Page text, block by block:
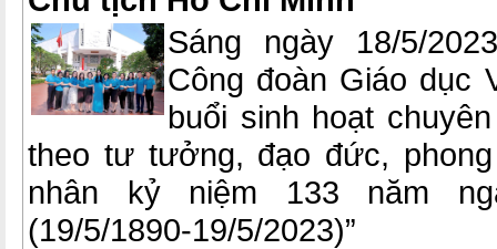
Sáng ngày 18/5/
Công đoàn Giáo dục
buổi sinh hoạt
theo tư tưởng, đạo đức,
nhân kỷ niệm 133 năm
(19/5/1890-19/5/2023)”